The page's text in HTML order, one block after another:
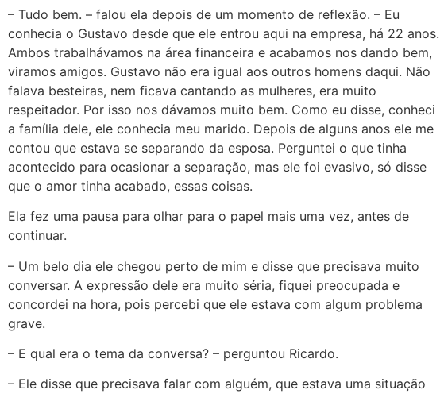
– Tudo bem. – falou ela depois de um momento de reflexão. – Eu
conhecia o Gustavo desde que ele entrou aqui na empresa, há 22 anos.
Ambos trabalhávamos na área financeira e acabamos nos dando bem,
viramos amigos. Gustavo não era igual aos outros homens daqui. Não
falava besteiras, nem ficava cantando as mulheres, era muito
respeitador. Por isso nos dávamos muito bem. Como eu disse, conheci
a família dele, ele conhecia meu marido. Depois de alguns anos ele me
contou que estava se separando da esposa. Perguntei o que tinha
acontecido para ocasionar a separação, mas ele foi evasivo, só disse
que o amor tinha acabado, essas coisas.
Ela fez uma pausa para olhar para o papel mais uma vez, antes de
continuar.
– Um belo dia ele chegou perto de mim e disse que precisava muito
conversar. A expressão dele era muito séria, fiquei preocupada e
concordei na hora, pois percebi que ele estava com algum problema
grave.
– E qual era o tema da conversa? – perguntou Ricardo.
– Ele disse que precisava falar com alguém, que estava uma situação